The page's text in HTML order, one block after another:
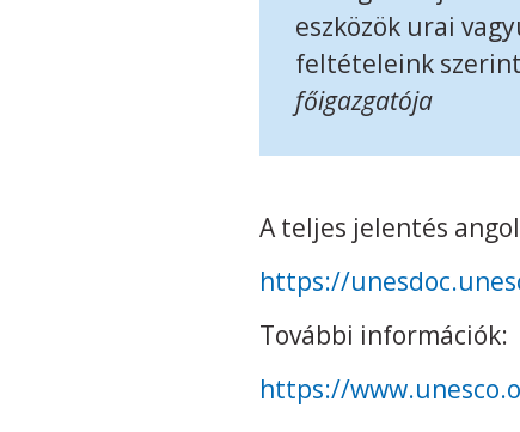
eszközök urai
feltételeink
főigazgatója
A teljes jelentés
https://
További információk:
https://